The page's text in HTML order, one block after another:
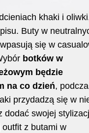
khaki i
Buty w
się w
botków w
będzie
na co dzień,
przydadzą się w
dodać swojej
z butami w